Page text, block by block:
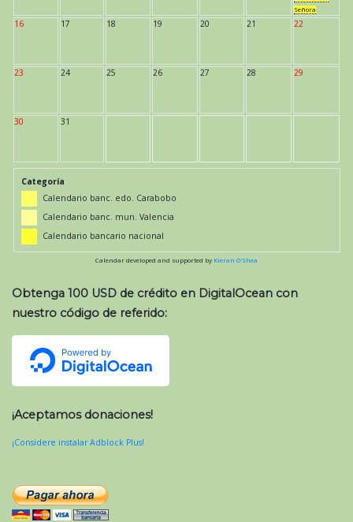
Señora
16 17 18 19 20 21 22
23 24 25 26 27 28 29
30 31
Categoría
Calendario banc. edo. Carabobo
Calendario banc. mun. Valencia
Calendario bancario nacional
Calendar developed and supported by Kieran O'Shea
Obtenga 100 USD de crédito en DigitalOcean con
nuestro código de referido:
¡Aceptamos donaciones!
¡Considere instalar Adblock Plus!